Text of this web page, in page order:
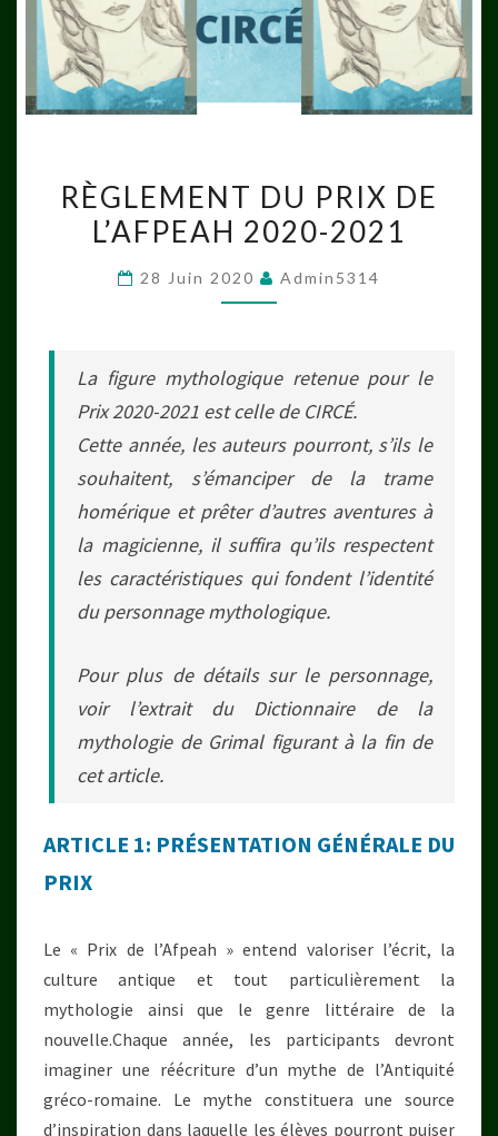
DU
PRIX
L’AFPEAH
RÈGLEMENT DU PRIX DE
L’AFPEAH 2020-2021
28 Juin 2020 Admin5314
La figure mythologique retenue pour le
Prix 2020-2021 est celle de CIRCÉ.
Cette année, les auteurs pourront, s’ils le
souhaitent, s’émanciper de la trame
homérique et prêter d’autres aventures à
la magicienne, il suffira qu’ils respectent
les caractéristiques qui fondent l’identité
du personnage mythologique.
Pour plus de détails sur le personnage,
voir l’extrait du Dictionnaire de la
mythologiede Grimal figurant à la fin de
cet article.
ARTICLE 1: PRÉSENTATION GÉNÉRALE DU
PRIX
Le « Prix de l’Afpeah » entend valoriser l’écrit, la
culture antique et tout particulièrement la
mythologie ainsi que le genre littéraire de la
nouvelle.Chaque année, les participants devront
imaginer une réécriture d’un mythe de l’Antiquité
gréco-romaine. Le mythe constituera une source
d’inspiration dans laquelle les élèves pourront puiser